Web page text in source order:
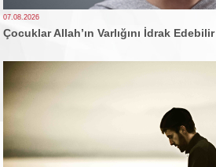
07.08.2026
Çocuklar Allah’ın Varlığını İdrak Edebilir